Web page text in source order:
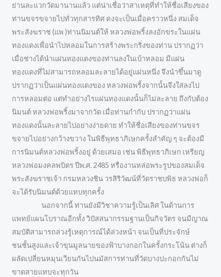
ย่านละแวกวัดมานานแล้ว แต่น่าเชื่อว่าสาเหตุที่ทำให้ชื่อเสียงของ
ท่านขจรขจายไปทั่วทุกสารทิศ คงจะเป็นเมื่อคราวหนึ่ง สมเด็จ
พระสังฆราช (แพ )ท่านนิมนต์ให้ หลวงพ่อพริ้งลงอักขระในแผ่น
ทองแดงเพื่อนำไปหลอมในการสร้างพระกริ่งของท่าน ปรากฏว่า
เมื่อช่างได้นำแผ่นทองแดงของท่านลงในเบ้าหลอม มีแผ่น
ทองแดงที่ไม่สามารถหลอมละลายได้อยู่แผ่นหนึ่ง จึงนำขึ้นมาดู
ปรากฏว่าเป็นแผ่นทองแดงของ หลวงพ่อพริ้งจากนั้นจึงใส่ลงไป
การหลอมต่อ แต่ทำอย่างไรแผ่นทองแดงนั้นก็ไม่ละลาย ถึงกับต้อง
นิมนต์ หลวงพ่อพริ้งมาจากวัด เมื่อท่านกำกับ ปรากฏว่าแผ่น
ทองแดงนั้นละลายไปอย่างง่ายดาย ทำให้ชื่อเสียงของท่านขจร
ขจายไปอย่างกว้างขวาง ในพิธีพุทธาภิเษกครั้งสำคัญ ๆ จะต้องมี
การนิมนต์หลวงพ่อพริ้งอยู่ ด้วยเสมอ เช่น พิธีพุทธาภิเษก เหรียญ
หลวงพ่อมงคลพบิตร ปีพ.ศ. 2485 หรืองานหล่อพระรูปของสมเด็จ
พระสังฆราชเจ้า กรมหลวงชิน วรสิริวัฒน์ที่วัดราชบพิธ หลวงพ่อก็
จะได้รับนิมนต์ด้วยแทบทุกครั้ง
นอกจากนี้ ท่านยังมีวิชาความรู้เป็นเลิศ ในด้านการ
แพทย์แผนโบราณอีกทั้ง วิปัสสนากรรมฐานเป็นกิจวัตร จนมีญาณ
สมบัติสามารถล่วงรู้เหตุการณ์ได้ล่วงหน้า จนเป็นที่ประจักษ์
ชนชั้นสูงและเจ้าขุนมูลนายของฟ้าบางกอกในครั้งกระโน้น ต่างก็
ผลัดเปลี่ยนหมุนเวียนกันไปนมัสการท่านที่วัดบางปะกอกกันไม่
ขาดสายแทบจะทุกวัน